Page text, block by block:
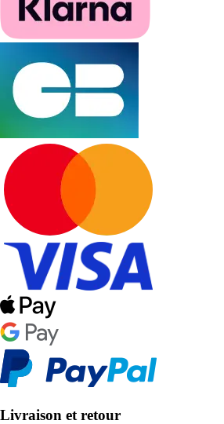
Livraison et retour